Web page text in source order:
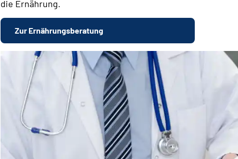
die Ernährung.
Zur Ernährungsberatung